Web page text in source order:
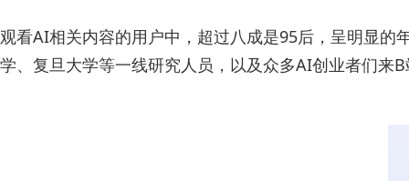
观看AI相关内容的用户中，超过八成是95后，呈明显
学、复旦大学等一线研究人员，以及众多AI创业者们来